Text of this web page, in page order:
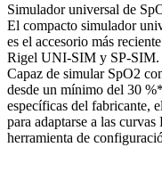
Simulador universal de
El compacto simulador
es el accesorio más
Rigel UNI-SIM y SP-SIM.
Capaz de simular SpO2
desde un mínimo del 30
específicas del fabricante,
para adaptarse a las
herramienta de